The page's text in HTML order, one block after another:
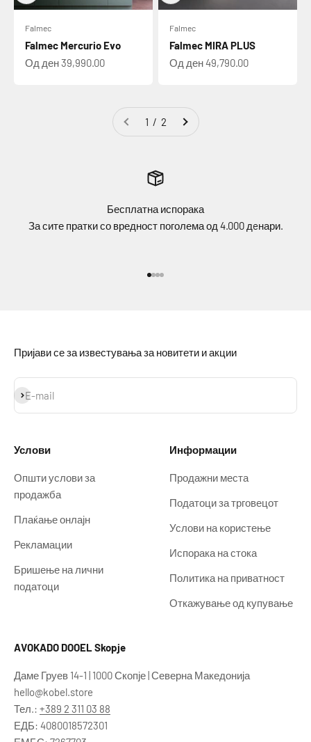
Falmec
Falmec Mercurio Evo
Намалена цена
Од ден 39,990.00
Falmec
Falmec MIRA PLUS
Намалена цена
Од ден 49,790.00
1 / 2
Бесплатна испорака
За сите пратки со вредност поголема од 4.000 дeнари.
Пријави се за известувања за новитети и акции
E-mail
Prijavi se
Услови
Општи услови за
продажба
Плаќање онлајн
Рекламации
Бришење на лични
податоци
Информации
Продажни места
Податоци за трговецот
Услови на користење
Испорака на стока
Политика на приватност
Откажување од купување
AVOKADO DOOEL Skopje
Даме Груев 14-1 | 1000 Скопје | Северна Македонија
hello@kobel.store
Тел.: +389 2 311 03 88
ЕДБ: 4080018572301